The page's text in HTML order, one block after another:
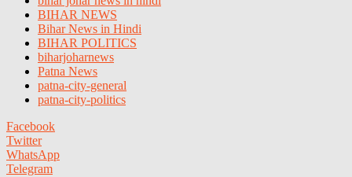
BIHAR NEWS
Bihar News in Hindi
BIHAR POLITICS
biharjoharnews
Patna News
patna-city-general
patna-city-politics
Facebook
Twitter
WhatsApp
Telegram